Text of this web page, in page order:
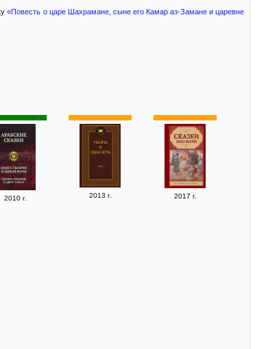
«Повесть о царе Шахрамане, сыне его Камар аз-Замане и царевне
2010 г. 2013 г. 2017 г.